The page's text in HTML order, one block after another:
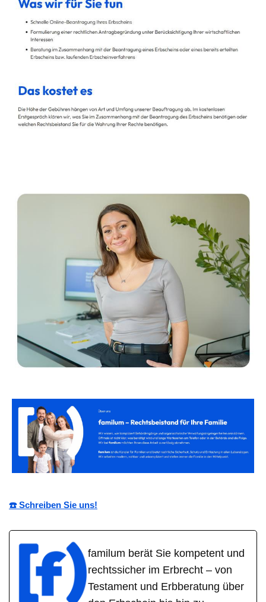
☎️ Schreiben Sie uns!
familum berät Sie kompetent und
rechtssicher im Erbrecht – von
Testament und Erbberatung über